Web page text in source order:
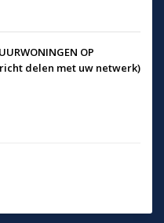
OP
delen met uw netwerk)